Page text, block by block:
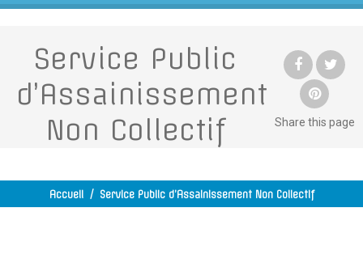
Service Public
d’Assainissement
Non Collectif
Share this page
Accueil / Service Public d’Assainissement Non Collectif